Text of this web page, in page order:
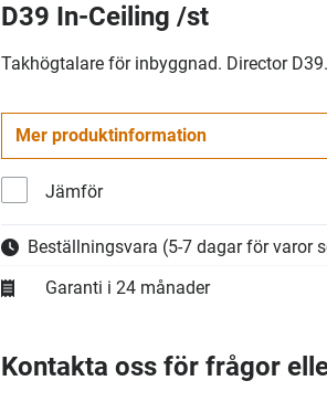
D39 In-Ceiling /st
Takhögtalare för inbyggnad. Director D39.
Mer produktinformation
Jämför
Beställningsvara (5-7 dagar för varor
Garanti i 24 månader
Kontakta oss för frågor